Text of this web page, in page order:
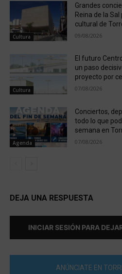
Cultura
Grandes
Reina de la
cultural de
09/08/2026
Cultura
El futuro
un paso
proyecto por
07/08/2026
Agenda
Conciertos,
todo lo que
semana en
07/08/2026
DEJA UNA RESPUESTA
INICIAR SESIÓN PARA
ANÚNCIATE EN